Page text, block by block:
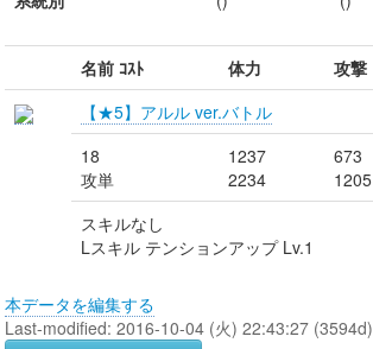
名前 ｺｽﾄ 体力 攻撃
【★5】アルル ver.バトル
18
攻単
1237
2234
673
1205
スキルなし
Lスキル テンションアップ Lv.1
本データを編集する
Last-modified: 2016-10-04 (火) 22:43:27 (3594d)